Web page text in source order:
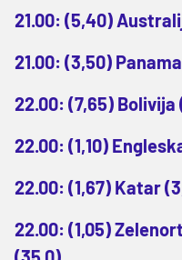
21.00: (5,40)
21.00: (3,50)
22.00: (7,65)
22.00: (1,10)
22.00: (1,67) Katar
22.00: (1,05)